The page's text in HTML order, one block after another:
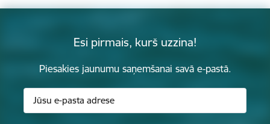
Esi pirmais, kurš uzzina!
Piesakies jaunumu saņemšanai savā e-pastā.